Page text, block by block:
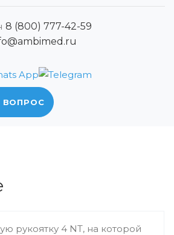
8 (800) 777-42-59
ВОПРОС
рукоятку 4 NT, на которой